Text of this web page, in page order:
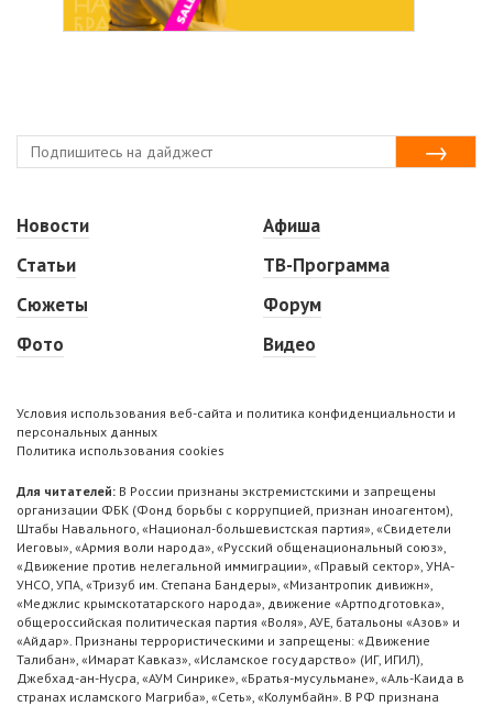
Новости
Статьи
Сюжеты
Фото
Афиша
ТВ-Программа
Форум
Видео
Условия использования веб-сайта и политика конфиденциальности и
персональных данных
Политика использования cookies
Для читателей: В России признаны экстремистскими и запрещены
организации ФБК (Фонд борьбы с коррупцией, признан иноагентом),
Штабы Навального, «Национал-большевистская партия», «Свидетели
Иеговы», «Армия воли народа», «Русский общенациональный союз»,
«Движение против нелегальной иммиграции», «Правый сектор», УНА-
УНСО, УПА, «Тризуб им. Степана Бандеры», «Мизантропик дивижн»,
«Меджлис крымскотатарского народа», движение «Артподготовка»,
общероссийская политическая партия «Воля», АУЕ, батальоны «Азов» и
«Айдар». Признаны террористическими и запрещены: «Движение
Талибан», «Имарат Кавказ», «Исламское государство» (ИГ, ИГИЛ),
Джебхад-ан-Нусра, «АУМ Синрике», «Братья-мусульмане», «Аль-Каида в
странах исламского Магриба», «Сеть», «Колумбайн». В РФ признана